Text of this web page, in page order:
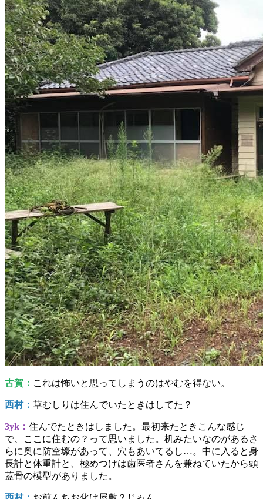
古賀： これは怖いと思ってしまうのはやむを得ない。
西村： 草むしりは住んでいたときはしてた？
3yk： 住んでたときはしました。最初来たときこんな感じ
で、ここに住むの？って思いました。机みたいなのがあるさ
らに奥に防空壕があって、穴もあいてるし…。中に入ると身
長計と体重計と、極めつけは歯医者さんを兼ねていたから頭
蓋骨の模型がありました。